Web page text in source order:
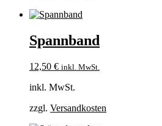
Spannband
12,50 € inkl. MwSt.
inkl. MwSt.
zzgl. Versandkosten